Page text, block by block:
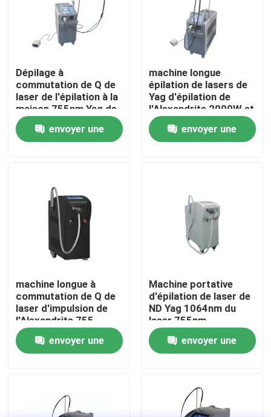
Maison
Produits
Vidéos
Au sujet de nous
Visite d'usine
Contrôle de qualité
Contactez-nous
Demandez une citation
Dépilage à
commutation de Q de
laser de l'épilation à la
maison 755nm Yag de
laser d'Alexandrite
envoyer une
machine longue
épilation de lasers de
Yag d'épilation de
l'Alexandrite 2000W et
d'Alexandrite
envoyer une
machine longue à
commutation de Q de
laser d'impulsion de
l'Alexandrite 755
nanomètre de laser
d'Alexandrite de
10mm à la maison
envoyer une
Machine portative
d'épilation de laser de
ND Yag 1064nm du
laser 755nm
d'Alexandrite et de
diode envoyer une